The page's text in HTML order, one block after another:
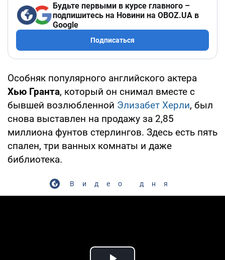
Будьте первыми в курсе главного –
подпишитесь на Новини на OBOZ.UA в
Google
Подписаться
Особняк популярного английского актера
Хью Гранта, который он снимал вместе с
бывшей возлюбленной Элизабет Херли, был
снова выставлен на продажу за 2,85
миллиона фунтов стерлингов. Здесь есть пять
спален, три ванных комнаты и даже
библиотека.
Видео дня